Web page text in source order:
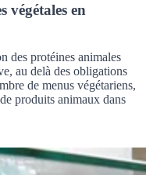
végétales en
des protéines animales
au delà des obligations
de menus végétariens,
produits animaux dans